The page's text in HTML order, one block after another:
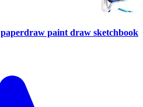
paperdraw paint draw sketchbook